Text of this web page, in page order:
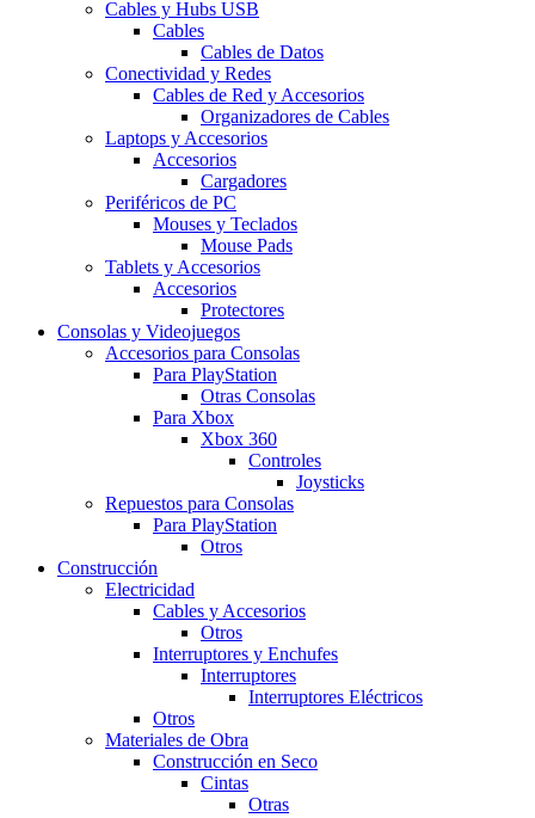
Cables y Hubs USB
Cables
Cables de Datos
Conectividad y Redes
Cables de Red y Accesorios
Organizadores de Cables
Laptops y Accesorios
Accesorios
Cargadores
Periféricos de PC
Mouses y Teclados
Mouse Pads
Tablets y Accesorios
Accesorios
Protectores
Consolas y Videojuegos
Accesorios para Consolas
Para PlayStation
Otras Consolas
Para Xbox
Xbox 360
Controles
Joysticks
Repuestos para Consolas
Para PlayStation
Otros
Construcción
Electricidad
Cables y Accesorios
Otros
Interruptores y Enchufes
Interruptores
Interruptores Eléctricos
Otros
Materiales de Obra
Construcción en Seco
Cintas
Otras